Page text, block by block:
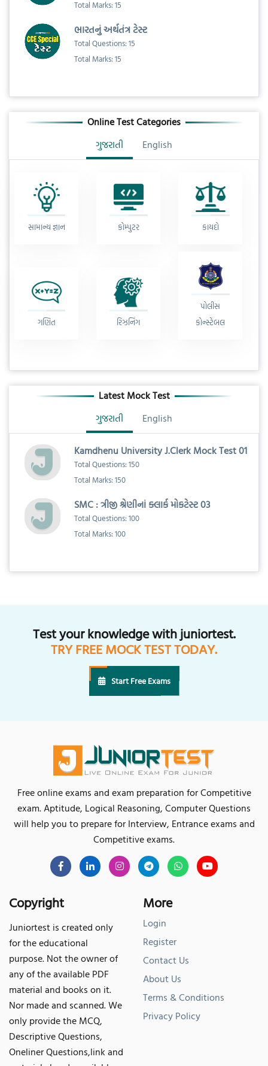
Total Marks: 15
ભારતનું અર્થતંત્ર ટેસ્ટ
Total Questions: 15
Total Marks: 15
Online Test Categories
ગુજરાતી
English
સામાન્ય જ્ઞાન કોમ્પુટર કાયદો
ગણિત રિઝનિંગ
પોલીસ
કોન્સ્ટેબલ
Latest Mock Test
ગુજરાતી
English
Kamdhenu University J.Clerk Mock Test 01
Total Questions: 150
Total Marks: 150
SMC : ત્રીજી શ્રેણીનાં ક્લાર્ક મોકટેસ્ટ 03
Total Questions: 100
Total Marks: 100
Test your knowledge with juniortest.
TRY FREE MOCK TEST TODAY.
Start Free Exams
Free online exams and exam preparation for Competitive
exam. Aptitude, Logical Reasoning, Computer Questions
will help you to prepare for Interview, Entrance exams and
Competitive exams.
Copyright
Juniortest is created only
for the educational
purpose. Not the owner of
any of the available PDF
material and books on it.
Nor made and scanned. We
only provide the MCQ,
Descriptive Questions,
Oneliner Questions,link and
More
Login
Register
Contact Us
About Us
Terms & Conditions
Privacy Policy